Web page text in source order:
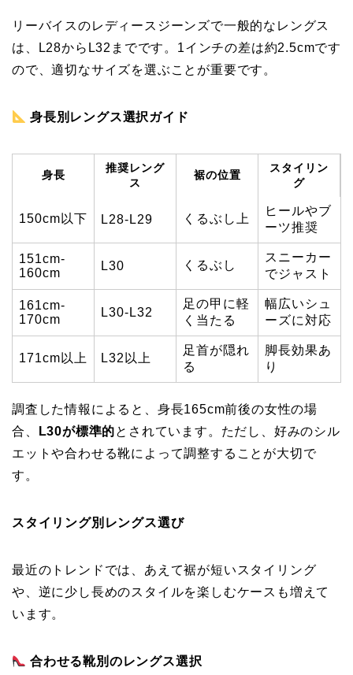
リーバイスのレディースジーンズで一般的なレングス
は、L28からL32までです。1インチの差は約2.5cmです
ので、適切なサイズを選ぶことが重要です。
身長別レングス選択ガイド
身長
推奨レング
ス
裾の位置
スタイリン
グ
150cm以下 L28-L29 くるぶし上
ヒールやブ
ーツ推奨
151cm-
160cm
L30 くるぶし
スニーカー
でジャスト
161cm-
170cm
L30-L32
足の甲に軽
く当たる
幅広いシュ
ーズに対応
171cm以上 L32以上
足首が隠れ
る
脚長効果あ
り
調査した情報によると、身長165cm前後の女性の場
合、
L30が標準的とされています。ただし、好みのシル
エットや合わせる靴によって調整することが大切で
す。
スタイリング別レングス選び
最近のトレンドでは、あえて裾が短いスタイリング
や、逆に少し長めのスタイルを楽しむケースも増えて
います。
合わせる靴別のレングス選択